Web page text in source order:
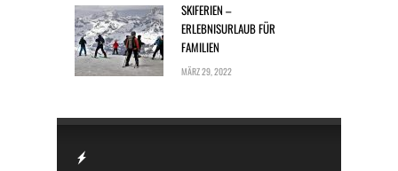
SKIFERIEN –
ERLEBNISURLAUB FÜR
FAMILIEN
MÄRZ 29, 2022